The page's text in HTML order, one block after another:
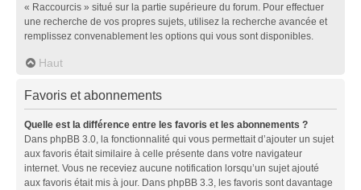
« Raccourcis » situé sur la partie supérieure du forum. Pour effectuer
une recherche de vos propres sujets, utilisez la recherche avancée et
remplissez convenablement les options qui vous sont disponibles.
Haut
Favoris et abonnements
Quelle est la différence entre les favoris et les abonnements ?
Dans phpBB 3.0, la fonctionnalité qui vous permettait d’ajouter un sujet
aux favoris était similaire à celle présente dans votre navigateur
internet. Vous ne receviez aucune notification lorsqu’un sujet ajouté
aux favoris était mis à jour. Dans phpBB 3.3, les favoris sont davantage